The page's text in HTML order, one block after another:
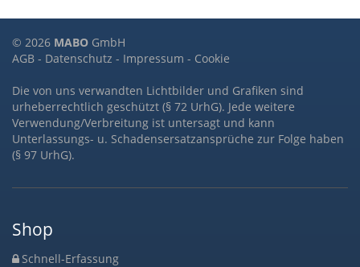
© 2026 MABO GmbH
AGB - Datenschutz - Impressum - Cookie
Die von uns verwandten Lichtbilder und Grafiken sind
urheberrechtlich geschützt (§ 72 UrhG). Jede weitere
Verwendung/Verbreitung ist untersagt und kann
Unterlassungs- u. Schadensersatzansprüche zur Folge haben
(§ 97 UrhG).
Shop
Schnell-Erfassung